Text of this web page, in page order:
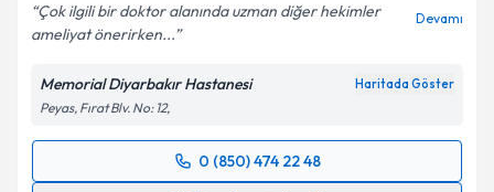
Çok ilgili bir doktor alanında uzman diğer hekimler
ameliyat önerirken...
Devamı
Memorial Diyarbakır Hastanesi Haritada Göster
Peyas, Fırat Blv. No: 12,
0 (850) 474 22 48
Randevu Takvimi Talebi